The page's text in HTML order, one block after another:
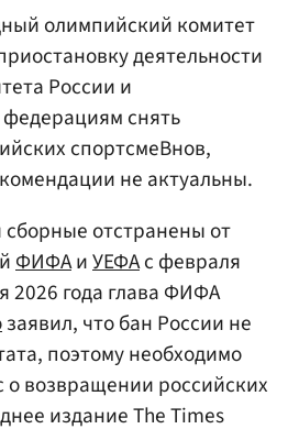
олимпийский комитет
деятельности
России и
снять
спортсмеВнов,
не актуальны.
отстранены от
ФИФАиУЕФАс февраля
2026 года глава ФИФА
заявил, что бан России не
поэтому необходимо
о возвращении российских
издание The Times